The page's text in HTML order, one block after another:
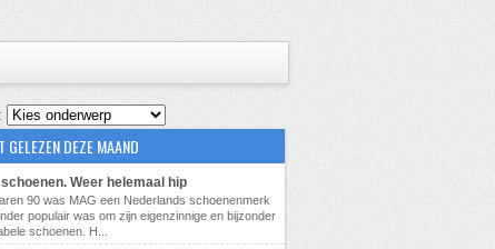
GELEZEN DEZE MAAND
schoenen. Weer helemaal hip
90 was MAG een Nederlands schoenenmerk
populair was om zijn eigenzinnige en bijzonder
schoenen. H...